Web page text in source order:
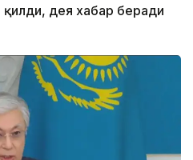
дея хабар беради